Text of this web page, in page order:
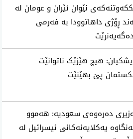
نێوان ئێران و عومان لە
ڕۆژی داهاتوودا بە فەرمی
هیچ هێزێک ناتوانێت
پێ بهێنێت
دەرەوەی سعودیە: هەموو
یەکلایەنەکانی ئیسرائیل لە